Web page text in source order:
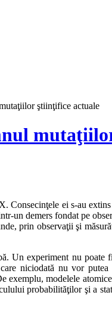
ştiinţifice actuale
Consecinţele ei s-au
un demers fondat pe
prin observaţii şi
Un experiment nu
niciodată nu vor
exemplu, modelele
probabilităţilor şi a